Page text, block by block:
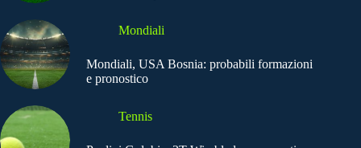
Mondiali
Mondiali, USA Bosnia: probabili formazioni
e pronostico
Tennis